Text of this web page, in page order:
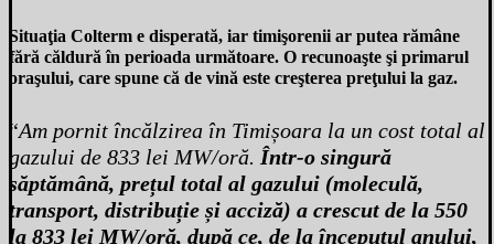
Situaţia Colterm e disperată, iar timişorenii ar putea rămâne
fără căldură în perioada următoare. O recunoaşte şi primarul
oraşului, care spune că de vină este creşterea preţului la gaz.
“Am pornit încălzirea în Timișoara la un cost total al
gazului de 833 lei MW/oră. Într-o singură
săptămână, prețul total al gazului (moleculă,
transport, distribuție și acciză) a crescut de la 550
la 833 lei MW/oră, după ce, de la începutul anului,